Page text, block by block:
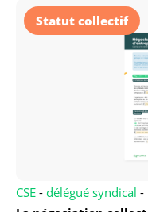
Statut collectif
CSE - délégué syndical -